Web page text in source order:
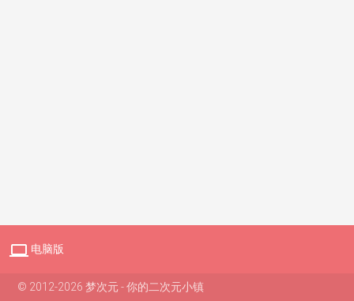
 电脑版
© 2012-2026 梦次元 - 你的二次元小镇